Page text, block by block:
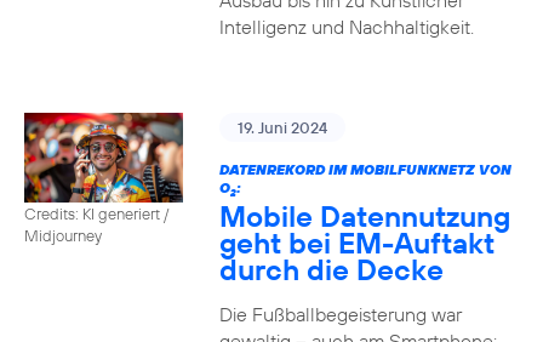
Intelligenz und Nachhaltigkeit.
Credits: KI generiert /
Midjourney
19. Juni 2024
DATENREKORD IM MOBILFUNKNETZ VON
O2:
Mobile Datennutzung
geht bei EM-Auftakt
durch die Decke
Die Fußballbegeisterung war